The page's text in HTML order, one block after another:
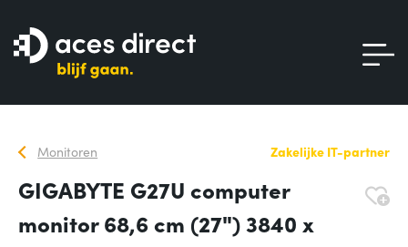
Monitoren Zakelijke IT-partner
GIGABYTE G27U computer
monitor 68,6 cm (27") 3840 x